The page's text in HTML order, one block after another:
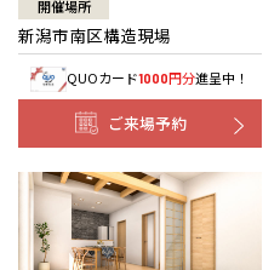
開催場所
新潟市南区構造現場
QUOカード1000円分進呈中！
ご来場予約